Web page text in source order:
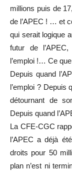
millions puis de
de l’APEC ! … et
qui serait logique
futur de
l’emploi !… Ce
Depuis quand
l’emploi ? Depuis
détournant de
Depuis quand
La CFE-CGC
l’APEC a déjà
droits pour 50
plan n’est ni